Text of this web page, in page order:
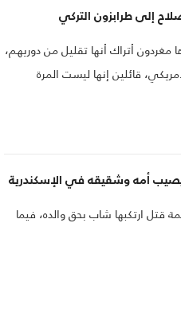
إلى طرابزون التركي
مغردون أتراك أنها تقليل من دوريهم،
قائلين إنها ليست المرة
أمه وشقيقه في الإسكندرية
قتل ارتكبها شاب بحق والده، فيما